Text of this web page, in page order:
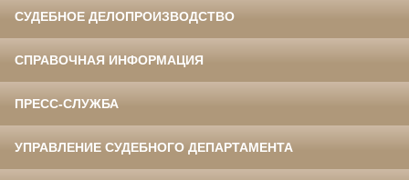
СУДЕБНОЕ ДЕЛОПРОИЗВОДСТВО
СПРАВОЧНАЯ ИНФОРМАЦИЯ
ПРЕСС-СЛУЖБА
УПРАВЛЕНИЕ СУДЕБНОГО ДЕПАРТАМЕНТА